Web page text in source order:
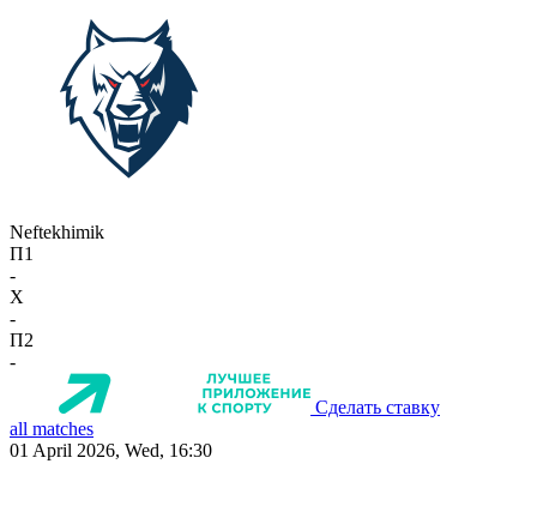
Neftekhimik
П1
-
X
-
П2
-
Сделать ставку
all matches
01 April 2026, Wed, 16:30